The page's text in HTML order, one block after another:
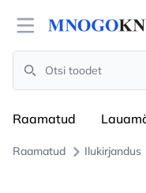
Open menu
Search
Raamatud
Raamatud Ilukirjandus